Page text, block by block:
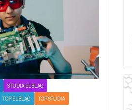
STUDIA ELBLĄG
TOP ELBLĄG TOP STUDIA